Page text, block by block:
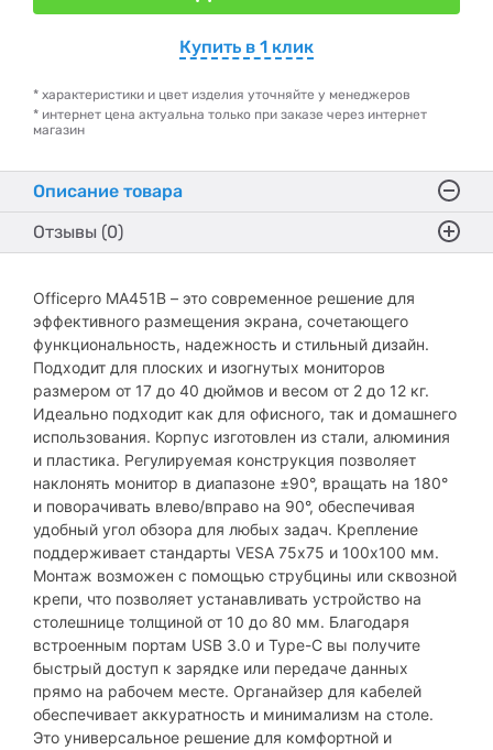
Купить в 1 клик
* характеристики и цвет изделия уточняйте у менеджеров
* интернет цена актуальна только при заказе через интернет
магазин
Описание товара
Отзывы (0)
Officepro MA451B – это современное решение для
эффективного размещения экрана, сочетающего
функциональность, надежность и стильный дизайн.
Подходит для плоских и изогнутых мониторов
размером от 17 до 40 дюймов и весом от 2 до 12 кг.
Идеально подходит как для офисного, так и домашнего
использования. Корпус изготовлен из стали, алюминия
и пластика. Регулируемая конструкция позволяет
наклонять монитор в диапазоне ±90°, вращать на 180°
и поворачивать влево/вправо на 90°, обеспечивая
удобный угол обзора для любых задач. Крепление
поддерживает стандарты VESA 75x75 и 100x100 мм.
Монтаж возможен с помощью струбцины или сквозной
крепи, что позволяет устанавливать устройство на
столешнице толщиной от 10 до 80 мм. Благодаря
встроенным портам USB 3.0 и Type-C вы получите
быстрый доступ к зарядке или передаче данных
прямо на рабочем месте. Органайзер для кабелей
обеспечивает аккуратность и минимализм на столе.
Это универсальное решение для комфортной и